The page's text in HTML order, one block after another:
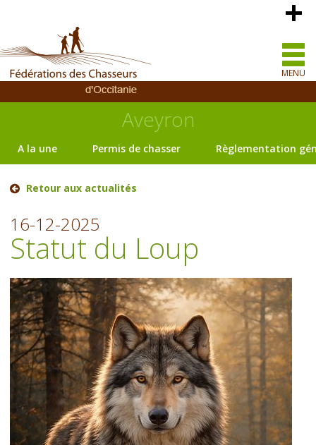
MENU
Aveyron
A la une Permis de chasser Règlementation
Retour aux actualités
16-12-2025
Statut du Loup